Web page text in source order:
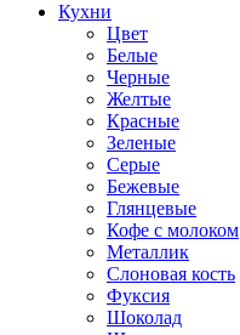
Кухни
Цвет
Белые
Черные
Желтые
Красные
Зеленые
Серые
Бежевые
Глянцевые
Кофе с молоком
Металлик
Слоновая кость
Фуксия
Шоколад